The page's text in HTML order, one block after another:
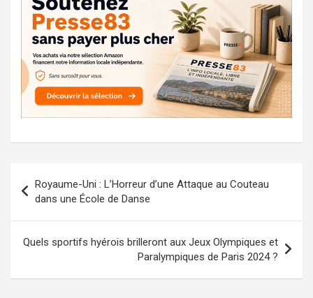
de
l’article
Royaume-Uni : L’Horreur d’une Attaque au Couteau
dans une École de Danse
Quels sportifs hyérois brilleront aux Jeux Olympiques et
Paralympiques de Paris 2024 ?